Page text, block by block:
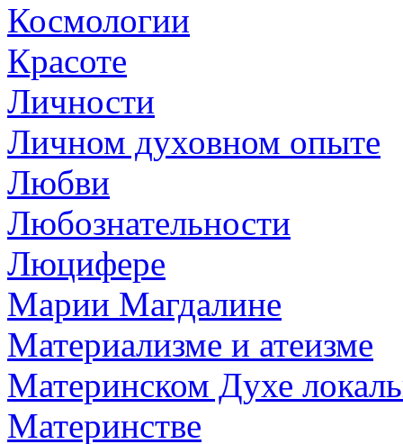
Космологии
Красоте
Личности
Личном духовном опыте
Любви
Любознательности
Люцифере
Марии Магдалине
Материализме и атеизме
Материнском Духе
Материнстве